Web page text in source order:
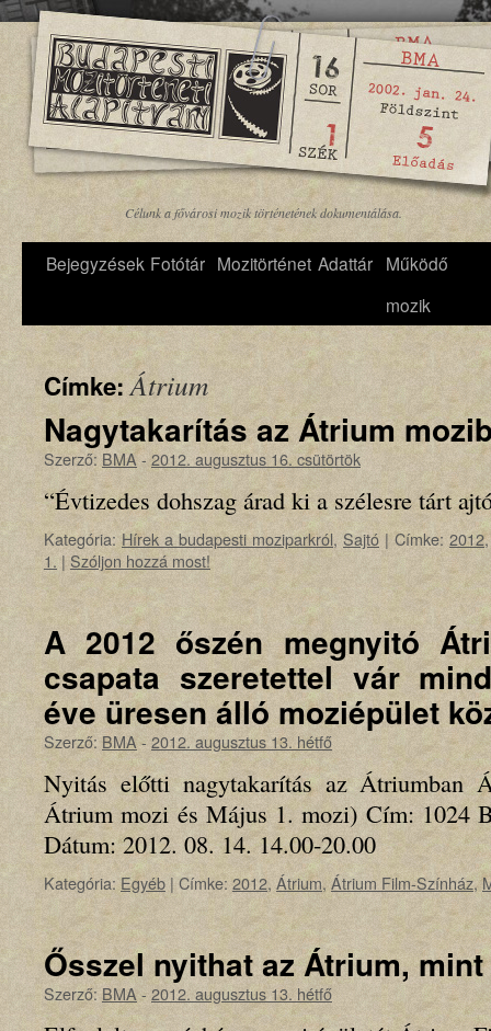
Célunk a fővárosi mozik történetének dokumentálása.
Bejegyzések Fotótár Mozitörténet Adattár Működő
mozik
Címke:Átrium
Nagytakarítás az Átrium
Szerző: BMA- 2012. augusztus 16. csütörtök
“Évtizedes dohszag árad ki a szélesre tárt
Kategória: Hírek a budapesti moziparkról, Sajtó | Címke: 2012
1. | Szóljon hozzá most!
A 2012 őszén megnyitó
csapata szeretettel vár
éve üresen álló moziépület
Szerző: BMA- 2012. augusztus 13. hétfő
Nyitás előtti nagytakarítás az Átriumban
Átrium mozi és Május 1. mozi) Cím: 1024
Dátum: 2012. 08. 14. 14.00-20.00
Kategória: Egyéb | Címke: 2012, Átrium, Átrium Film-Színház,
Ősszel nyithat az Átrium,
Szerző: BMA - 2012. augusztus 13. hétfő